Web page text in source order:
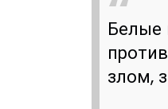
Белые
злом,